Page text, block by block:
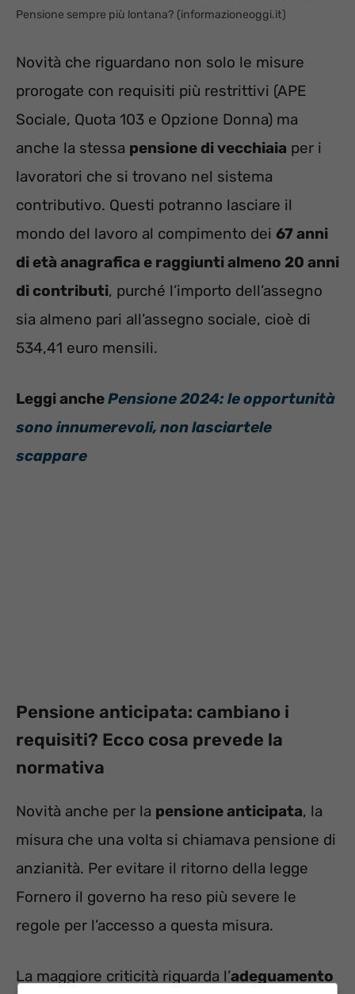
Pensione sempre più lontana? (informazioneoggi.it)
Novità che riguardano non solo le misure
prorogate con requisiti più restrittivi (APE
Sociale, Quota 103 e Opzione Donna) ma
anche la stessa pensione di vecchiaia per i
lavoratori che si trovano nel sistema
contributivo. Questi potranno lasciare il
mondo del lavoro al compimento dei 67 anni
di età anagrafica e raggiunti almeno 20 anni
di contributi, purché l’importo dell’assegno
sia almeno pari all’assegno sociale, cioè di
534,41 euro mensili.
Leggi anchePensione 2024: le opportunità
sono innumerevoli, non lasciartele
scappare
Pensione anticipata: cambiano i
requisiti? Ecco cosa prevede la
normativa
Novità anche per la pensione anticipata, la
misura che una volta si chiamava pensione di
anzianità. Per evitare il ritorno della legge
Fornero il governo ha reso più severe le
regole per l’accesso a questa misura.
La maggiore criticità riguarda l’adeguamento